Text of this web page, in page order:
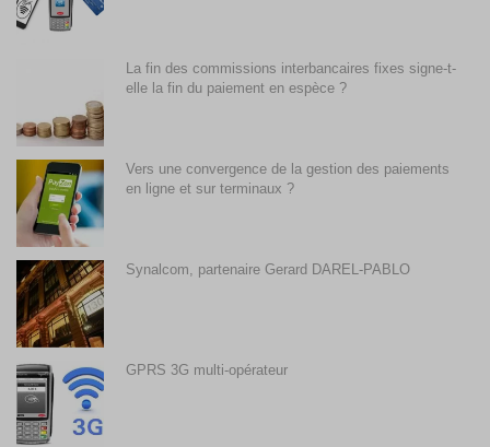
La fin des commissions interbancaires fixes signe-t-
elle la fin du paiement en espèce ?
Vers une convergence de la gestion des paiements
en ligne et sur terminaux ?
Synalcom, partenaire Gerard DAREL-PABLO
GPRS 3G multi-opérateur